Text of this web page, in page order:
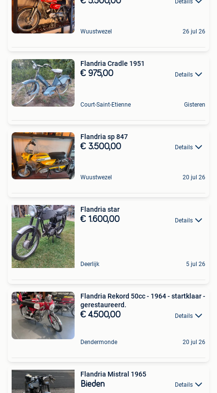
Details
Wuustwezel 26 jul 26
Flandria Cradle 1951
€ 975,00 Details
Court-Saint-Etienne Gisteren
Flandria sp 847
€ 3.500,00 Details
Wuustwezel 20 jul 26
Flandria star
€ 1.600,00 Details
Deerlijk 5 jul 26
Flandria Rekord 50cc - 1964 - startklaar -
gerestaureerd.
€ 4.500,00 Details
Dendermonde 20 jul 26
Flandria Mistral 1965
Bieden Details